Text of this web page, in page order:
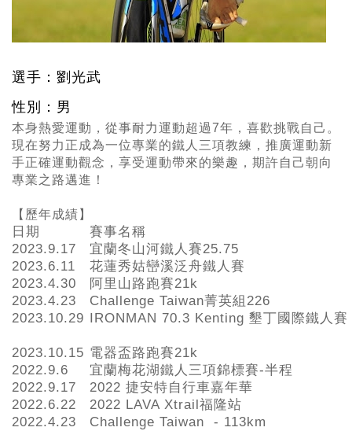
選手：劉光武
性別：男
本身熱愛運動，從事耐力運動超過7年，喜歡挑戰自己。
現在努力正成為一位專業的鐵人三項教練，推廣運動新
手正確運動觀念，享受運動帶來的樂趣，期許自己朝向
專業之路邁進！
【歷年成績】
日期
賽事名稱
2023.9.17
宜蘭冬山河鐵人賽25.75
2023.6.11
花蓮秀姑巒溪泛舟鐵人賽
2023.4.30
阿里山路跑賽21k
2023.4.23
Challenge Taiwan菁英組226
2023.10.29
IRONMAN 70.3 Kenting 墾丁國際鐵人賽
2023.10.15 電器盃路跑賽21k
2022.9.6
宜蘭梅花湖鐵人三項錦標賽-半程
2022.9.17
2022 捷安特自行車嘉年華
2022.6.22
2022 LAVA Xtrail福隆站
2022.4.23
Challenge Taiwan - 113km